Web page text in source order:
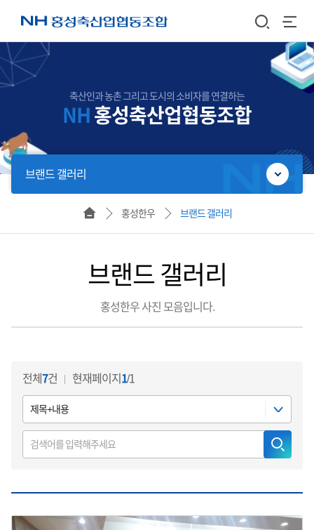
축산인과 농촌 그리고 도시의 소비자를 연결하는
NH 홍성축산업협동조합
브랜드 갤러리
홈 홍성한우 브랜드 갤러리
브랜드 갤러리
홍성한우 사진 모음입니다.
전체 7건 현재페이지 1 /1